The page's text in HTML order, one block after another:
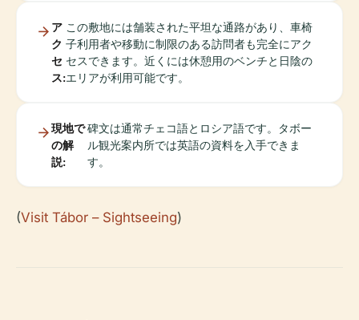
ア
ク
セ
ス:
この敷地には舗装された平坦な通路があり、車椅
子利用者や移動に制限のある訪問者も完全にアク
セスできます。近くには休憩用のベンチと日陰の
エリアが利用可能です。
現地で
の解
説:
碑文は通常チェコ語とロシア語です。タボー
ル観光案内所では英語の資料を入手できま
す。
(Visit Tábor – Sightseeing)